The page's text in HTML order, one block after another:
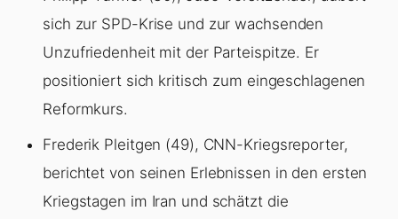
sich zur SPD-Krise und zur wachsenden
Unzufriedenheit mit der Parteispitze. Er
positioniert sich kritisch zum eingeschlagenen
Reformkurs.
Frederik Pleitgen (49), CNN-Kriegsreporter,
berichtet von seinen Erlebnissen in den ersten
Kriegstagen im Iran und schätzt die